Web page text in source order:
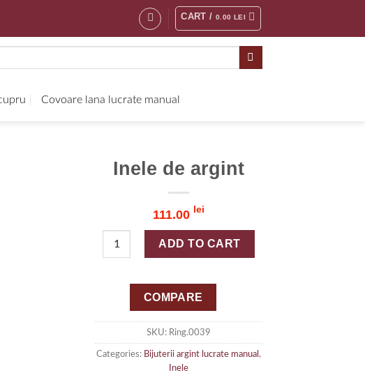
CART / 0.00 LEI
Covoare lana lucrate manual
Inele de argint
111.00 lei
Inele de argint quantity
ADD TO CART
COMPARE
SKU: Ring.0039
Categories: Bijuterii argint lucrate manual ,
Inele